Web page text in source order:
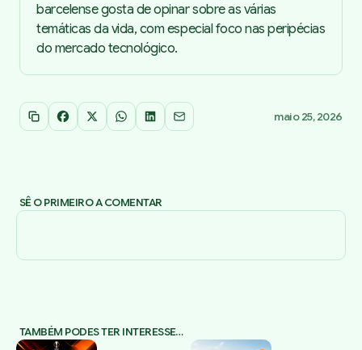
barcelense gosta de opinar sobre as várias
temáticas da vida, com especial foco nas peripécias
do mercado tecnológico.
Copiar link
Facebook
X WhatsApp
LinkedInEmail maio 25, 2026
SÊ O PRIMEIRO A COMENTAR
TAMBÉM PODES TER INTERESSE…